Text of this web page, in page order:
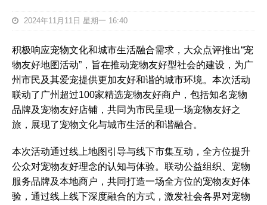
2024年11月11日 星期一 16:40
积极响应宠物文化和城市生活融合需求，大众点评推出“宠
物友好地图活动”，旨在推动宠物友好型社会的建设，为广
州市民及其爱宠提供更加友好和谐的城市环境。本次活动
联动了广州超过100家精选宠物友好商户，包括知名宠物
品牌及宠物友好店铺，共同为市民呈现一场宠物友好之
旅，展现了宠物文化与城市生活的和谐融合。
本次活动通过线上地图引导与线下市集互动，全方位提升
公众对宠物友好理念的认知与体验。联动公益组织、宠物
服务品牌及本地商户，共同打造一场全方位的宠物友好体
验，通过线上线下深度融合的方式，激发社会各界对宠物